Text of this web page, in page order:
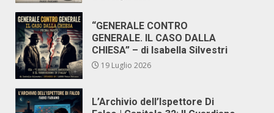
“GENERALE CONTRO
GENERALE. IL CASO DALLA
CHIESA” – di Isabella Silvestri
19 Luglio 2026
L’Archivio dell’Ispettore Di